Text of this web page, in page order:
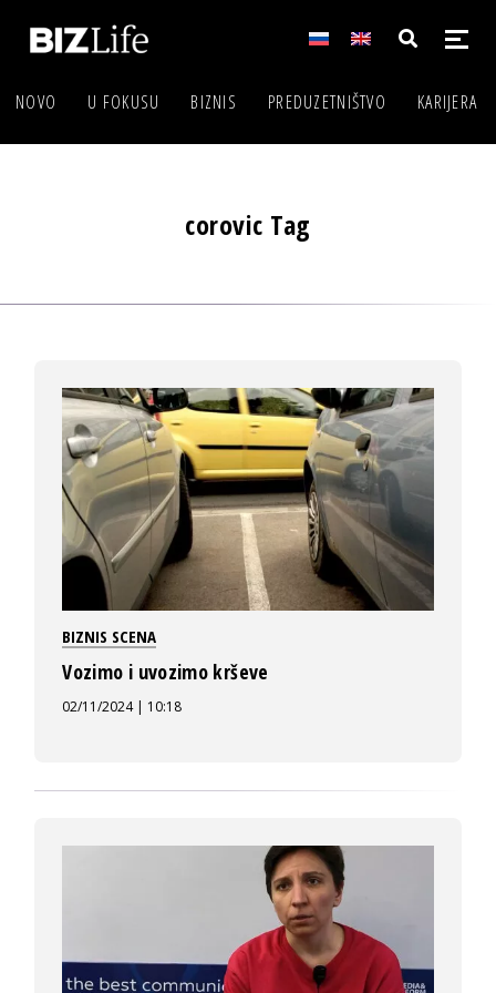
NOVO U FOKUSU BIZNIS PREDUZETNIŠTVO KARIJERA
corovic Tag
BIZNIS SCENA
Vozimo i uvozimo krševe
02/11/2024 | 10:18